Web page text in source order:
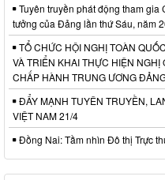
Tuyên truyền phát động tham
tưởng của Đảng lần thứ Sáu, năm
TỔ CHỨC HỘI NGHỊ TOÀN
VÀ TRIỂN KHAI THỰC HIỆN
CHẤP HÀNH TRUNG ƯƠNG
ĐẨY MẠNH TUYÊN TRUYỀN,
VIỆT NAM 21/4
Đồng Nai: Tầm nhìn Đô thị Trực